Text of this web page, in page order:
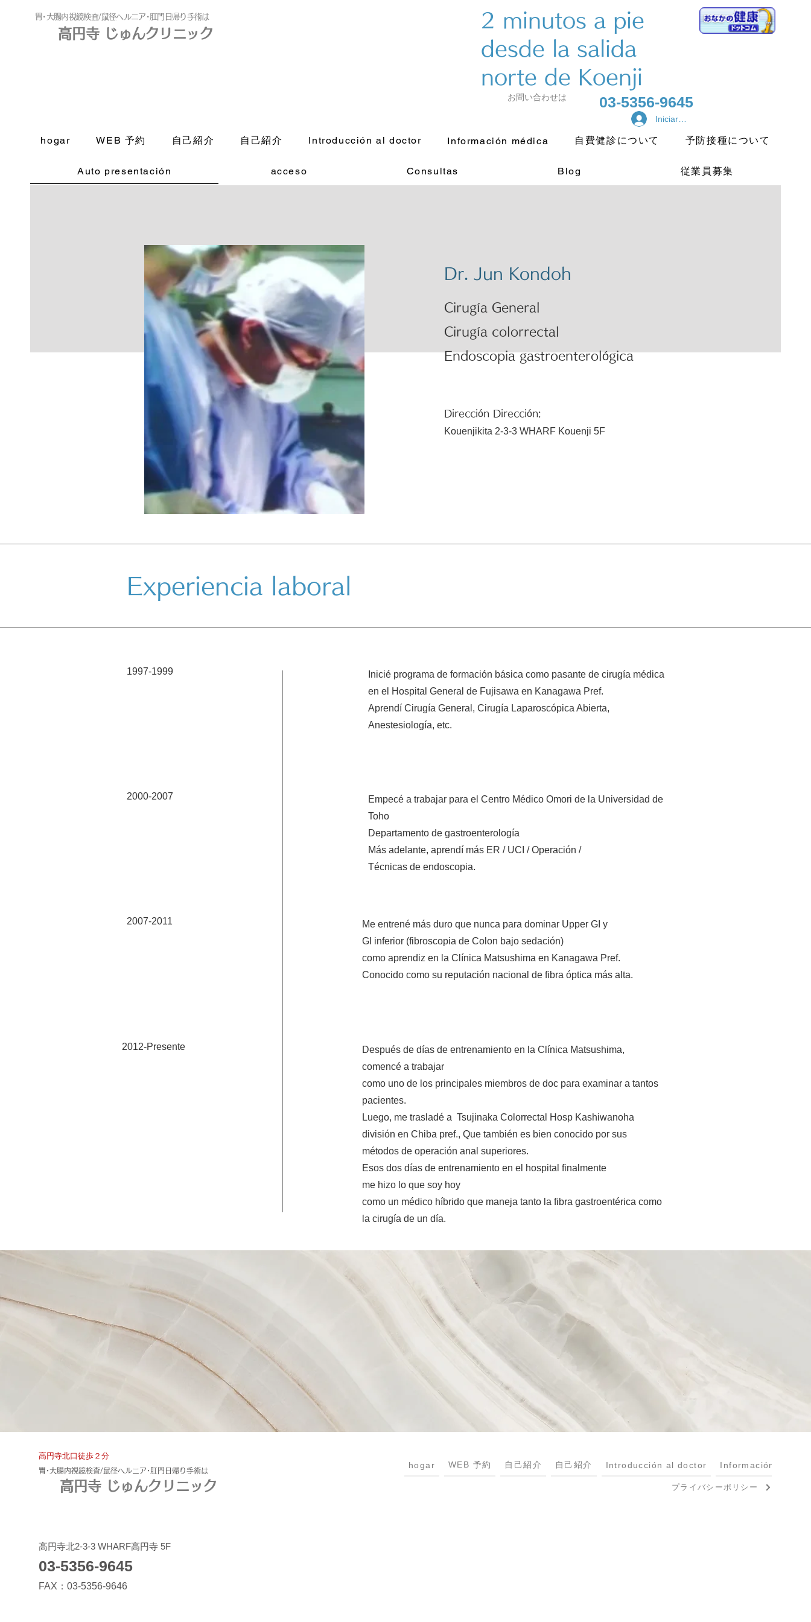
​胃･大腸内視鏡検査/鼠径ヘルニア･肛門日帰り手術は
高円寺 じゅんクリニック
高円寺 じゅんクリニック
​2 minutos a pie
desde la salida
norte de Koenji
お問い合わせは 03-5356-9645
hogar WEB 予約 自己紹介 自己紹介 Introducción al doctor Información médica 自費健診について 予防接種について
Auto presentación acceso Consultas Blog 従業員募集
Iniciar sesión
​Dr. Jun Kondoh
Cirugía General
Cirugía colorrectal
Endoscopia gastroenterológica
Dirección Dirección:
Kouenjikita 2-3-3 WHARF Kouenji 5F
Experiencia laboral
2012-Presente
Después de días de entrenamiento en la Clínica Matsushima,
comencé a trabajar
como uno de los principales miembros de doc para examinar a tantos
pacientes.
Luego, me trasladé a Tsujinaka Colorrectal Hosp Kashiwanoha
división en Chiba pref., Que también es bien conocido por sus
métodos de operación anal superiores.
Esos dos días de entrenamiento en el hospital finalmente
me hizo lo que soy hoy
como un médico híbrido que maneja tanto la fibra gastroentérica como
la cirugía de un día.
2007-2011
Me entrené más duro que nunca para dominar Upper GI y
GI inferior (fibroscopia de Colon bajo sedación)
como aprendiz en la Clínica Matsushima en Kanagawa Pref.
Conocido como su reputación nacional de fibra óptica más alta.
2000-2007
Empecé a trabajar para el Centro Médico Omori de la Universidad de
Toho
Departamento de gastroenterología
Más adelante, aprendí más ER / UCI / Operación /
Técnicas de endoscopia.
1997-1999
Inicié programa de formación básica como pasante de cirugía médica
en el Hospital General de Fujisawa en Kanagawa Pref.
Aprendí Cirugía General, Cirugía Laparoscópica Abierta,
Anestesiología, etc.
​高円寺北口徒歩２分
​胃･大腸内視鏡検査/鼠径ヘルニア･肛門日帰り手術は
高円寺 じゅんクリニック
​高円寺北2-3-3 WHARF高円寺 5F
03-5356-9645
FAX：03-5356-9646
hogar WEB 予約 自己紹介 自己紹介 Introducción al doctor Información médica
プライバシーポリシー